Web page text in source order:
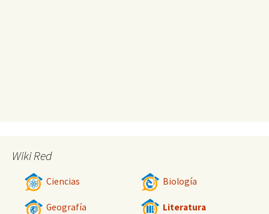
Wiki Red
Ciencias Biología
Geografía Literatura